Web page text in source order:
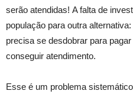
serão atendidas! A falta de
população para outra
precisa se desdobrar para
conseguir atendimento.
Esse é um problema